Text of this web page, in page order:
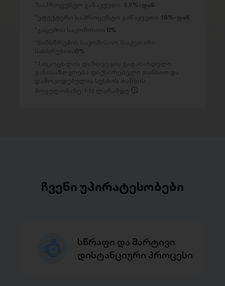
საპროცენტო განაკვეთი: 9.9%-დან
ეფექტური საპროცენტო განაკვეთი: 18%-დან
გაცემის საკომისიო 0%
წინსწრების საკომისიო (საკუთარი
სახსრებით)0%
სიცოცხლის დაზღვევის გადასახდელი
განისაზღვრება ფიქსირებული თანხით და
დამოკიდებულია სესხის თანხის
მოცულობაზე: 1-16 ლარამდე
ჩვენი უპირატესობები
სწრაფი და მარტივი
დისტანციური პროცესი